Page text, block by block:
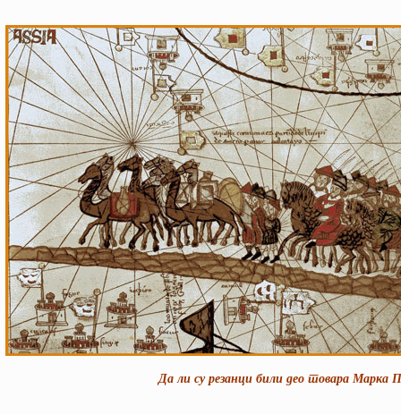
Да ли су резанци били део товара Марка